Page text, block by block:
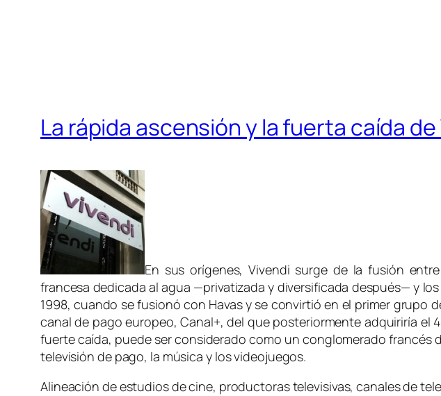
La rápida ascensión y la fuerta caída de
En sus orígenes, Vivendi surge de la fusión
francesa dedicada al agua —privatizada y diversificada después— y
1998, cuando se fusionó con Havas y se convirtió en el primer
canal de pago europeo, Canal+, del que posteriormente adquiriría
fuerte caída, puede ser considerado como un conglomerado
televisión de pago, la música y los videojuegos.
Alineación de estudios de cine, productoras televisivas, canales de